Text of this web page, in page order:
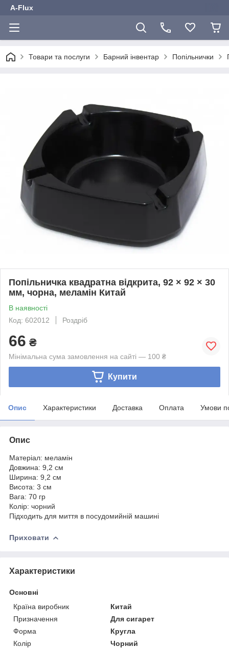
A-Flux
Товари та послуги Барний інвентар Попільнички
Попільничка квадратна відкрита, 92 × 92 × 30
мм, чорна, меламін Китай
В наявності
Код: 602012
Роздріб
66 ₴
Мінімальна сума замовлення на сайті — 100 ₴
Купити
Опис Характеристики Доставка Оплата Умови
Опис
Матеріал: меламін
Довжина: 9,2 см
Ширина: 9,2 см
Висота: 3 см
Вага: 70 гр
Колір: чорний
Підходить для миття в посудомийній машині
Приховати
Характеристики
Основні
Країна виробник
Китай
Призначення
Для сигарет
Форма
Кругла
Колір
Чорний